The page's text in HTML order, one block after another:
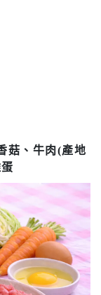
菇、牛肉(產地